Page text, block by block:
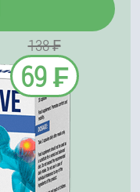
138 ₣
69 ₣